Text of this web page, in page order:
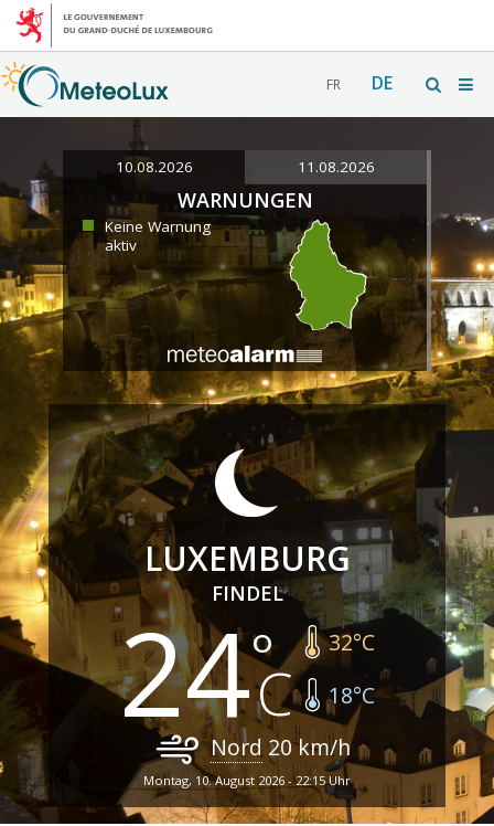
FR DE
10.08.2026 11.08.2026
WARNUNGEN
Keine Warnung
aktiv
LUXEMBURG
FINDEL
24 32°C
18°C
Nord 20km/h
Montag, 10. August 2026 - 22:15 Uhr